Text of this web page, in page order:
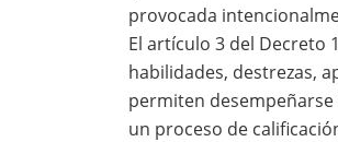
provocada
El artículo 3 del Decreto
habilidades, destrezas,
permiten
un proceso de